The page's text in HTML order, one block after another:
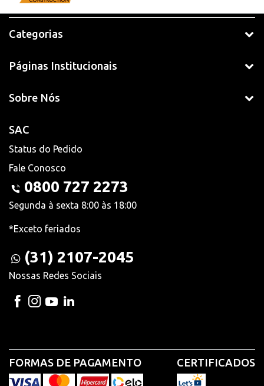
Categorias
Páginas Institucionais
Sobre Nós
SAC
Status do Pedido
Fale Conosco
0800 727 2273
Segunda à sexta 8:00 às 18:00
*Exceto feriados
(31) 2107-2045
Nossas Redes Sociais
FORMAS DE PAGAMENTO CERTIFICADOS